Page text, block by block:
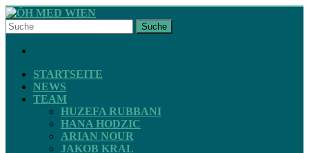
Skip
to
content
ÖH
MED
WIEN
ZAHNMEDIZIN
Suche
STARTSEITE
NEWS
TEAM
HUZEFA RUBBANI
HANA HODZIC
ARIAN NOUR
JAKOB KRAL